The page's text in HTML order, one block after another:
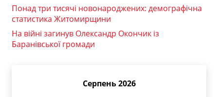
Понад три тисячі новонароджених: демографічна
статистика Житомирщини
На війні загинув Олександр Окончик із
Баранівської громади
Серпень 2026